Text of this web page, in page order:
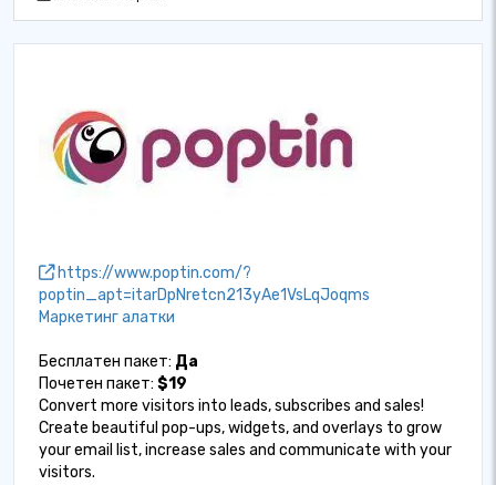
https://www.poptin.com/?
poptin_apt=itarDpNretcn213yAe1VsLqJoqms
Маркетинг алатки
Бесплатен пакет: Да
Почетен пакет: $19
Convert more visitors into leads, subscribes and sales!
Create beautiful pop-ups, widgets, and overlays to grow
your email list, increase sales and communicate with your
visitors.